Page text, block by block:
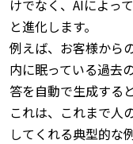
けでなく、AIによっ
と進化します。
例えば、お客様から
内に眠っている過去
答を自動で生成する
これは、これまで人
してくれる典型的な